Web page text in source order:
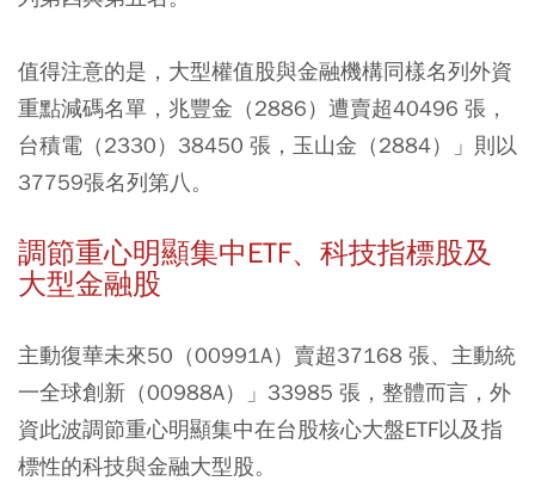
值得注意的是，大型權值股與金融機構同樣名列外資
重點減碼名單，兆豐金（2886）遭賣超40496 張，
台積電（2330）38450 張，玉山金（2884）」則以
37759張名列第八。
調節重心明顯集中ETF、科技指標股及
大型金融股
主動復華未來50（00991A）賣超37168 張、主動統
一全球創新（00988A）」33985 張，整體而言，外
資此波調節重心明顯集中在台股核心大盤ETF以及指
標性的科技與金融大型股。